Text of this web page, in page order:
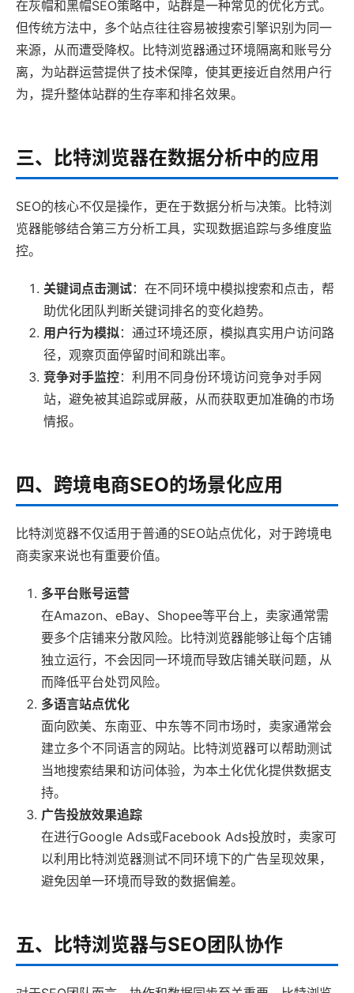
在灰帽和黑帽SEO策略中，站群是一种常见的优化方式。
但传统方法中，多个站点往往容易被搜索引擎识别为同一
来源，从而遭受降权。比特浏览器通过环境隔离和账号分
离，为站群运营提供了技术保障，使其更接近自然用户行
为，提升整体站群的生存率和排名效果。
三、比特浏览器在数据分析中的应用
SEO的核心不仅是操作，更在于数据分析与决策。比特浏
览器能够结合第三方分析工具，实现数据追踪与多维度监
控。
关键词点击测试：在不同环境中模拟搜索和点击，帮
助优化团队判断关键词排名的变化趋势。
用户行为模拟：通过环境还原，模拟真实用户访问路
径，观察页面停留时间和跳出率。
竞争对手监控：利用不同身份环境访问竞争对手网
站，避免被其追踪或屏蔽，从而获取更加准确的市场
情报。
四、跨境电商SEO的场景化应用
比特浏览器不仅适用于普通的SEO站点优化，对于跨境电
商卖家来说也有重要价值。
多平台账号运营
在Amazon、eBay、Shopee等平台上，卖家通常需
要多个店铺来分散风险。比特浏览器能够让每个店铺
独立运行，不会因同一环境而导致店铺关联问题，从
而降低平台处罚风险。
多语言站点优化
面向欧美、东南亚、中东等不同市场时，卖家通常会
建立多个不同语言的网站。比特浏览器可以帮助测试
当地搜索结果和访问体验，为本土化优化提供数据支
持。
广告投放效果追踪
在进行Google Ads或Facebook Ads投放时，卖家可
以利用比特浏览器测试不同环境下的广告呈现效果，
避免因单一环境而导致的数据偏差。
五、比特浏览器与SEO团队协作